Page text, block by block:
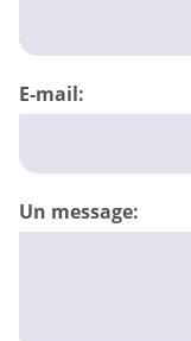
E-mail:
Un message: